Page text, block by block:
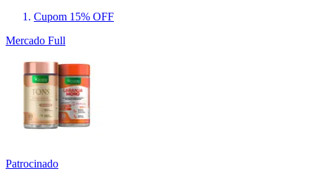
Cupom 15% OFF
Mercado Full
Patrocinado